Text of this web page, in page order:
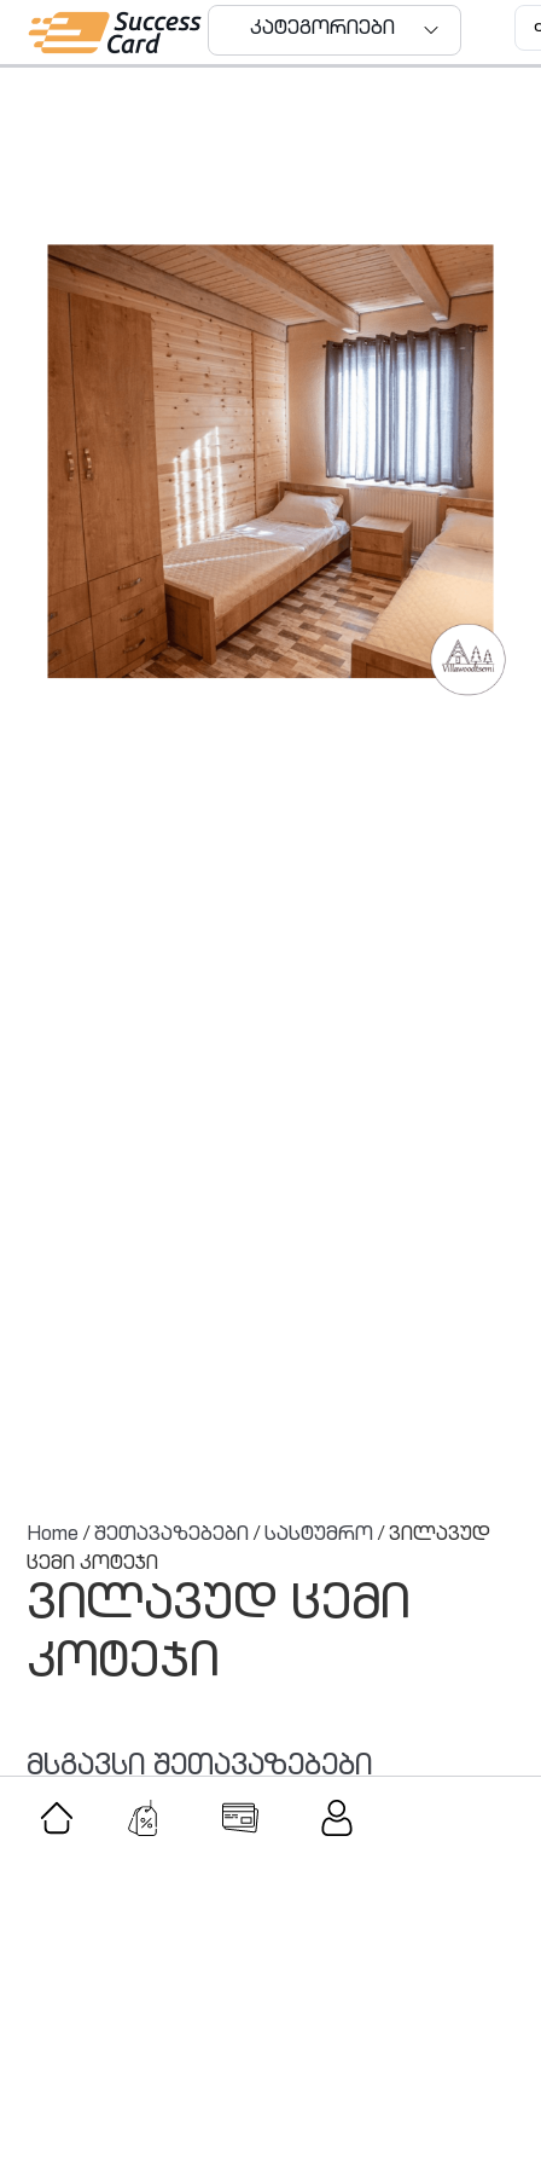
კატეგორიები
Home /შეთავაზებები /სასტუმრო / ვილავუდ
ცემი კოტეჯი
ვილავუდ ცემი
კოტეჯი
მსგავსი შეთავაზებები